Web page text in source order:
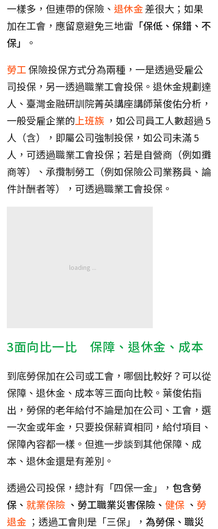
一樣多，但連帶的保險、 退休金差很大；如果
加在工會，應留意避免三地雷 「保低、保錯、不
保」
。
勞工保險投保方式分為兩種，一是透過受雇公
司投保，另一透過職業工會投保。退休金規劃達
人、臺灣金融研訓院菁英講座講師葉俊佑分析，
一般受雇企業的上班族 ，如公司員工人數超過 5
人（含），即屬公司強制投保，如公司未滿 5
人，可透過職業工會投保；若是自營商（例如攤
商等）、承攬制勞工（例如保險公司業務員、論
件計酬者等），可透過職業工會投保。
3面向比一比 保障、退休金、成本
到底勞保加在公司或工會，哪個比較好？可以從
保障、退休金、成本等三面向比較。葉俊佑指
出，勞保的老年給付不論是加在公司、工會，選
一次金或年金，只要投保薪資相同，給付項目、
保障內容都一樣。但進一步談到其他保障、成
本、退休金還是有差別。
透過公司投保，總計有「四保一金」， 包含勞
保、 就業保險 、勞工職業災害保險、 健保 、 勞
退金 ；透過工會則是「三保」， 為勞保、職災